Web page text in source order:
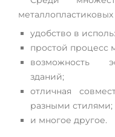
удобство в
простой процесс
возможность
зданий;
отличная
разными стилями;
и многое другое.